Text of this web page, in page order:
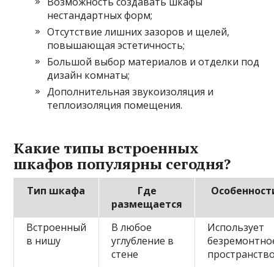
нестандартных форм;
Отсутствие лишних зазоров и щелей,
повышающая эстетичность;
Большой выбор материалов и отделки под
дизайн комнаты;
Дополнительная звукоизоляция и
теплоизоляция помещения.
Какие типы встроенных
шкафов популярны сегодня?
Тип шкафа
Где
размещается
Встроенный
в нишу
В любое
углубление в
стене
Использует